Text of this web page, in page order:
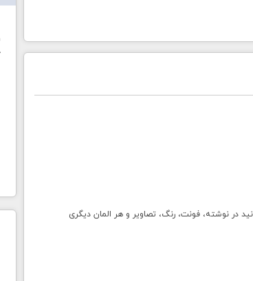
نوشته، فونت، رنگ، تصاویر و هر المان دیگری